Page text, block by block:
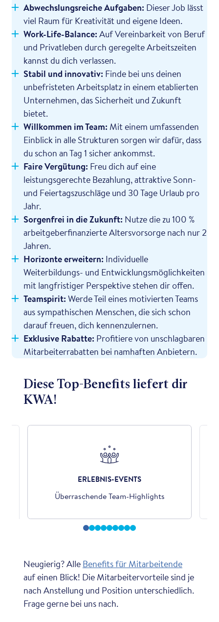
Abwechslungsreiche Aufgaben: Dieser Job lässt
viel Raum für Kreativität und eigene Ideen.
Work-Life-Balance:Auf Vereinbarkeit von Beruf
und Privatleben durch geregelte Arbeitszeiten
kannst du dich verlassen.
Stabil und innovativ: Finde bei uns deinen
unbefristeten Arbeitsplatz in einem etablierten
Unternehmen, das Sicherheit und Zukunft
bietet.
Willkommen im Team: Mit einem umfassenden
Einblick in alle Strukturen sorgen wir dafür, dass
du schon an Tag 1 sicher ankommst.
Faire Vergütung: Freu dich auf eine
leistungsgerechte Bezahlung, attraktive Sonn-
und Feiertagszuschläge und 30 Tage Urlaub pro
Jahr.
Sorgenfrei in die Zukunft: Nutze die zu 100 %
arbeitgeberfinanzierte Altersvorsorge nach nur 2
Jahren.
Horizonte erweitern: Individuelle
Weiterbildungs- und Entwicklungsmöglichkeiten
mit langfristiger Perspektive stehen dir offen.
Teamspirit:Werde Teil eines motivierten Teams
aus sympathischen Menschen, die sich schon
darauf freuen, dich kennenzulernen.
Exklusive Rabatte: Profitiere von unschlagbaren
Mitarbeiterrabatten bei namhaften Anbietern.
Diese Top-Benefits liefert dir
KWA!
ERLEBNIS-EVENTS
Überraschende Team-Highlights
Neugierig? AlleBenefits für Mitarbeitende
auf einen Blick! Die Mitarbeitervorteile sind je
nach Anstellung und Position unterschiedlich.
Frage gerne bei uns nach.